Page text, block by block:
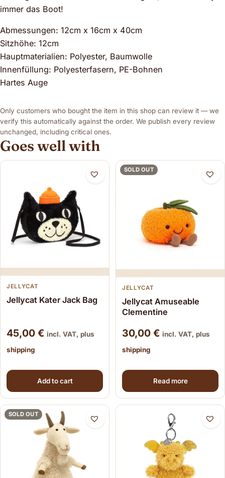
immer das Boot!
Abmessungen: 12cm x 16cm x 40cm
Sitzhöhe: 12cm
Hauptmaterialien: Polyester, Baumwolle
Innenfüllung: Polyesterfasern, PE-Bohnen
Hartes Auge
Only customers who bought the item in this shop can review it — we
verify this automatically against the order. We publish every review
unchanged, including critical ones.
Goes well with
JELLYCAT
Jellycat Kater Jack Bag
45,00 € incl. VAT, plus
shipping
Add to cart
SOLD OUT
JELLYCAT
Jellycat Amuseable
Clementine
30,00 € incl. VAT, plus
shipping
Read more
SOLD OUT